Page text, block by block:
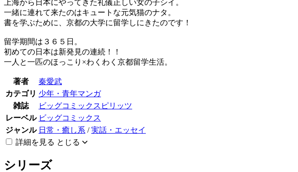
上海から日本にやってきた礼儀正しい女の子シイ。
一緒に連れて来たのはキュートな元気猫のナタ。
書を学ぶために、京都の大学に留学しにきたのです！
留学期間は３６５日。
初めての日本は新発見の連続！！
一人と一匹のほっこり×わくわく京都留学生活。
著者
秦愛武
カテゴリ 少年・青年マンガ
雑誌
ビッグコミックスピリッツ
レーベル ビッグコミックス
ジャンル 日常・癒し系 /実話・エッセイ
詳細を見る とじる
シリーズ